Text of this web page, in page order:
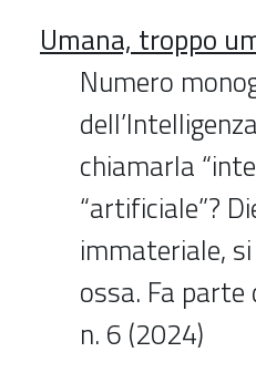
Umana, troppo
Numero
chiamarla
“artificiale”?
immateriale,
ossa. Fa
n. 6 (2024)